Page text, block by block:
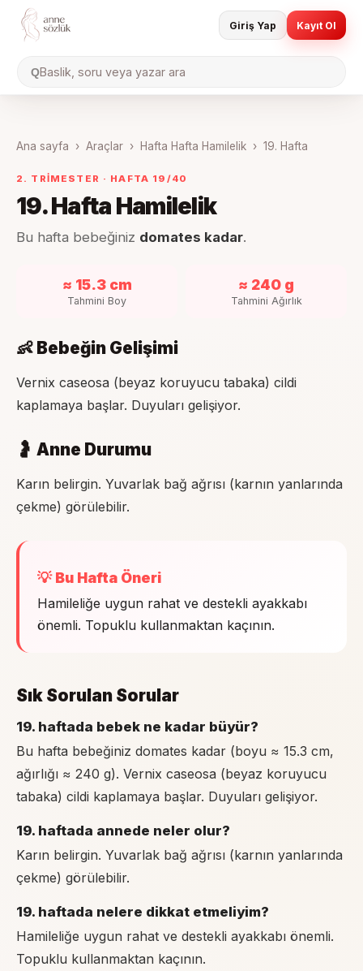
QBaslik, soru veya yazar ara
Giriş Yap Kayıt Ol
Ana sayfa › Araçlar › Hafta Hafta Hamilelik › 19. Hafta
2. TRIMESTER · HAFTA 19 /40
19. Hafta Hamilelik
Bu hafta bebeğiniz domates kadar.
≈ 15.3 cm
Tahmini Boy
≈ 240 g
Tahmini Ağırlık
👶 Bebeğin Gelişimi
Vernix caseosa (beyaz koruyucu tabaka) cildi
kaplamaya başlar. Duyuları gelişiyor.
🤰 Anne Durumu
Karın belirgin. Yuvarlak bağ ağrısı (karnın yanlarında
çekme) görülebilir.
💡 Bu Hafta Öneri
Hamileliğe uygun rahat ve destekli ayakkabı
önemli. Topuklu kullanmaktan kaçının.
Sık Sorulan Sorular
19. haftada bebek ne kadar büyür?
Bu hafta bebeğiniz domates kadar (boyu ≈ 15.3 cm,
ağırlığı ≈ 240 g). Vernix caseosa (beyaz koruyucu
tabaka) cildi kaplamaya başlar. Duyuları gelişiyor.
19. haftada annede neler olur?
Karın belirgin. Yuvarlak bağ ağrısı (karnın yanlarında
çekme) görülebilir.
19. haftada nelere dikkat etmeliyim?
Hamileliğe uygun rahat ve destekli ayakkabı önemli.
Topuklu kullanmaktan kaçının.